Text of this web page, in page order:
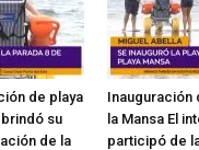
de playa
su
de la
Inauguración
la Mansa El
participó de